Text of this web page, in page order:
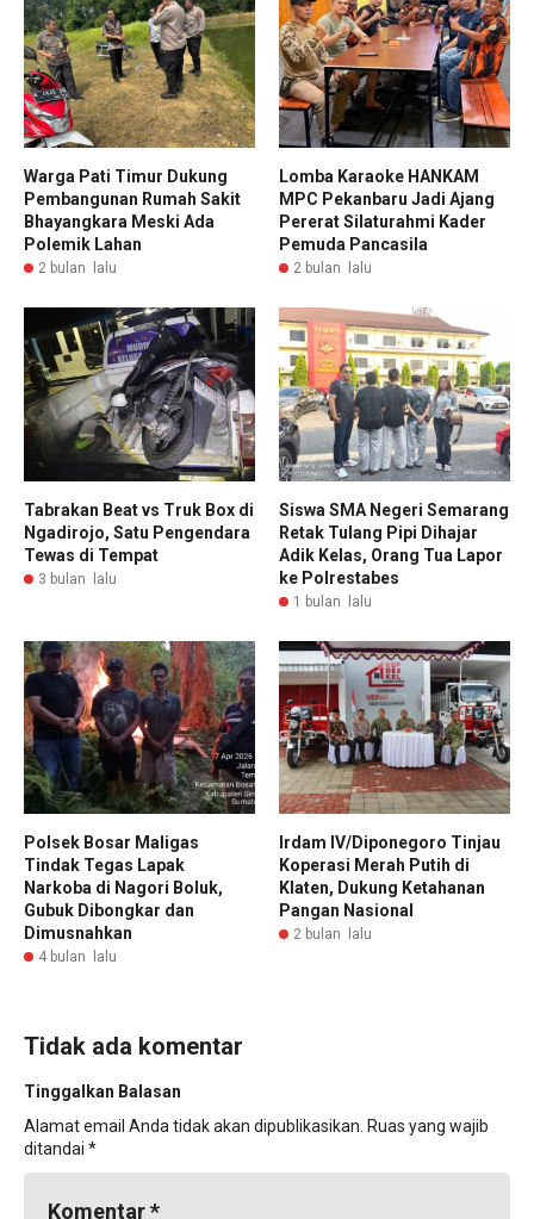
Warga Pati Timur Dukung
Pembangunan Rumah Sakit
Bhayangkara Meski Ada
Polemik Lahan
2 bulan lalu
Lomba Karaoke HANKAM
MPC Pekanbaru Jadi Ajang
Pererat Silaturahmi Kader
Pemuda Pancasila
2 bulan lalu
Tabrakan Beat vs Truk Box di
Ngadirojo, Satu Pengendara
Tewas di Tempat
3 bulan lalu
Siswa SMA Negeri Semarang
Retak Tulang Pipi Dihajar
Adik Kelas, Orang Tua Lapor
ke Polrestabes
1 bulan lalu
Polsek Bosar Maligas
Tindak Tegas Lapak
Narkoba di Nagori Boluk,
Gubuk Dibongkar dan
Dimusnahkan
4 bulan lalu
Irdam IV/Diponegoro Tinjau
Koperasi Merah Putih di
Klaten, Dukung Ketahanan
Pangan Nasional
2 bulan lalu
Tidak ada komentar
Tinggalkan Balasan
Alamat email Anda tidak akan dipublikasikan. Ruas yang wajib
ditandai *
Komentar*